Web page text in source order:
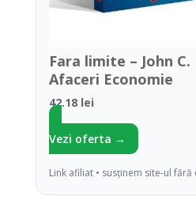
Fara limite – John
Afaceri Economie
42.18 lei
Vezi oferta →
Link afiliat • susținem site-ul